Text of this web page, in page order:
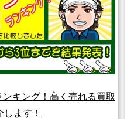
キング！高く売れる買取
ます！